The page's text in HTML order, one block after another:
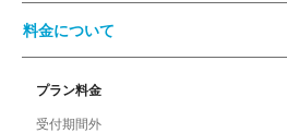
料金について
プラン料金
受付期間外